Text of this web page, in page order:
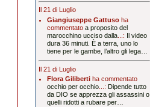
Il 21 di Luglio
Giangiuseppe Gattusoha
commentato a proposito del
marocchino ucciso dalla...: Il video
dura 36 minuti. È a terra, uno lo
tiene per le gambe, l’altro gli lega…
Il 21 di Luglio
Flora Gilibertiha commentato
occhio per occhio...: Dipende tutto
da DIO se apprezza gli assassini o
quelli ridotti a rubare per…